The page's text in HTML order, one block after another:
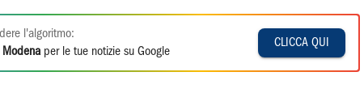
l'algoritmo:
Modena per le tue notizie su Google
CLICCA QUI